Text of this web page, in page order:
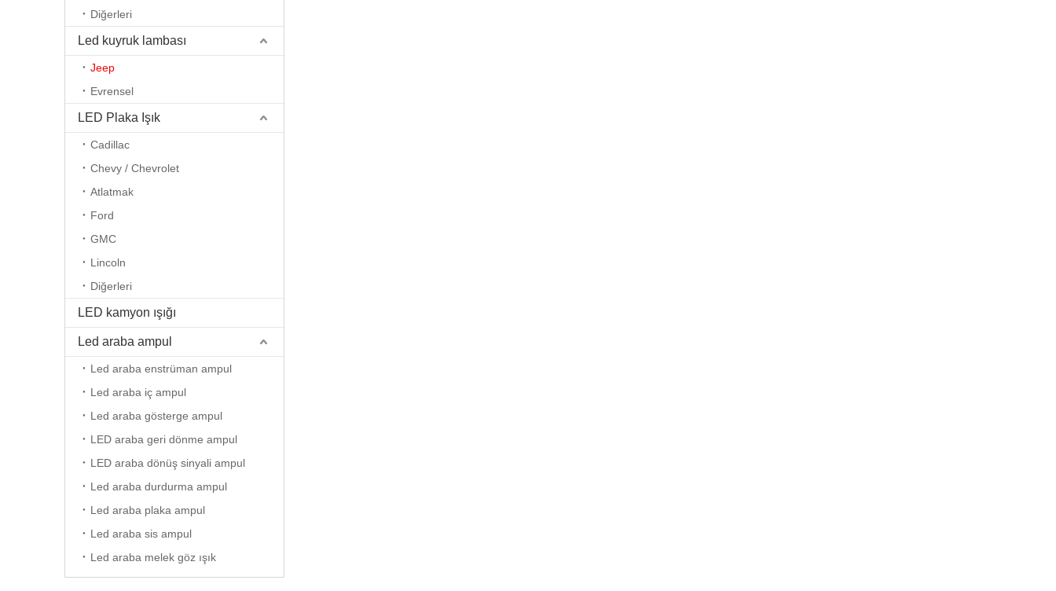
Diğerleri
Led kuyruk lambası
Jeep
Evrensel
LED Plaka Işık
Cadillac
Chevy / Chevrolet
Atlatmak
Ford
GMC
Lincoln
Diğerleri
LED kamyon ışığı
Led araba ampul
Led araba enstrüman ampul
Led araba iç ampul
Led araba gösterge ampul
LED araba geri dönme ampul
LED araba dönüş sinyali ampul
Led araba durdurma ampul
Led araba plaka ampul
Led araba sis ampul
Led araba melek göz ışık